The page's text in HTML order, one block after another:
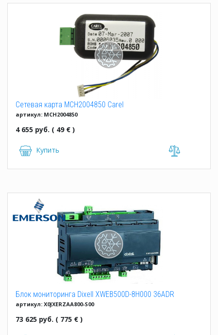
Сетевая карта MCH2004850 Carel
артикул: MCH2004850
4 655 руб. ( 49 € )
Купить
Блок мониторинга Dixell XWEB500D-8H000 36ADR
110/230V
артикул: X0JXERZAA800-S00
73 625 руб. ( 775 € )